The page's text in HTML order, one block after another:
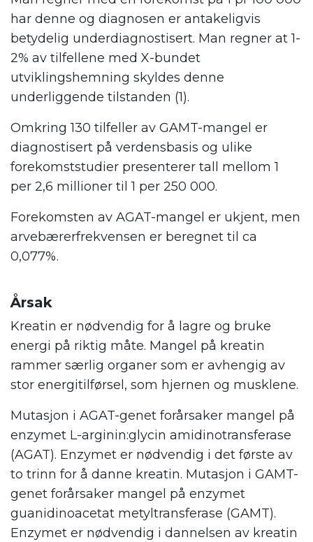
har denne og diagnosen er antakeligvis
betydelig underdiagnostisert. Man regner at 1-
2% av tilfellene med X-bundet
utviklingshemning skyldes denne
underliggende tilstanden (1).
Omkring 130 tilfeller av GAMT-mangel er
diagnostisert på verdensbasis og ulike
forekomststudier presenterer tall mellom 1
per 2,6 millioner til 1 per 250 000.
Forekomsten av AGAT-mangel er ukjent, men
arvebærerfrekvensen er beregnet til ca
0,077%.
Årsak
Kreatin er nødvendig for å lagre og bruke
energi på riktig måte. Mangel på kreatin
rammer særlig organer som er avhengig av
stor energitilførsel, som hjernen og musklene.
Mutasjon i AGAT-genet forårsaker mangel på
enzymet L-arginin:glycin amidinotransferase
(AGAT). Enzymet er nødvendig i det første av
to trinn for å danne kreatin. Mutasjon i GAMT-
genet forårsaker mangel på enzymet
guanidinoacetat metyltransferase (GAMT).
Enzymet er nødvendig i dannelsen av kreatin